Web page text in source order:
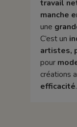
travail
manche
une
C’est un
artistes,
pour
créations
efficacité.